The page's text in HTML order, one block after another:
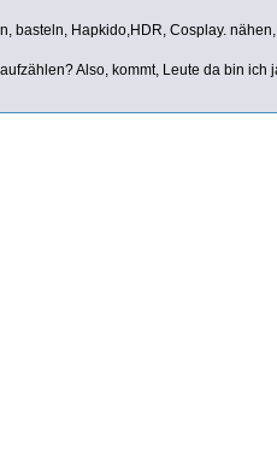
basteln, Hapkido,HDR, Cosplay.
Also, kommt, Leute da bin ich